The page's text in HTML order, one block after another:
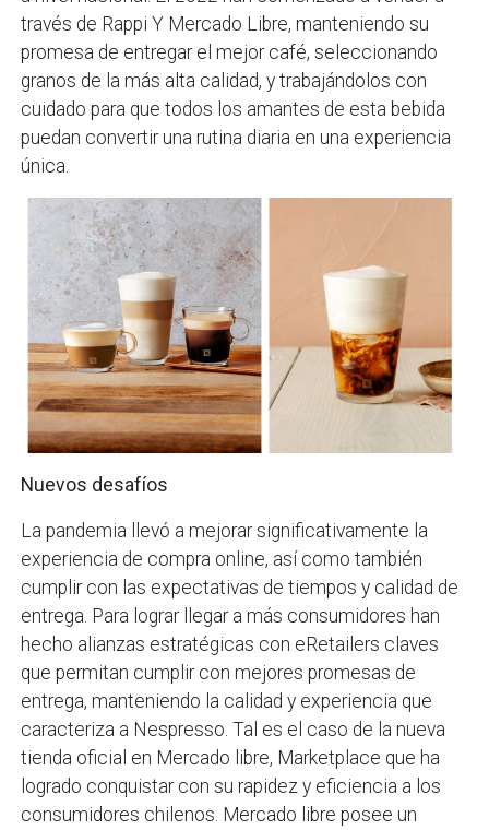
través de Rappi Y Mercado Libre, manteniendo su
promesa de entregar el mejor café, seleccionando
granos de la más alta calidad, y trabajándolos con
cuidado para que todos los amantes de esta bebida
puedan convertir una rutina diaria en una experiencia
única.
Nuevos desafíos
La pandemia llevó a mejorar significativamente la
experiencia de compra online, así como también
cumplir con las expectativas de tiempos y calidad de
entrega. Para lograr llegar a más consumidores han
hecho alianzas estratégicas con eRetailers claves
que permitan cumplir con mejores promesas de
entrega, manteniendo la calidad y experiencia que
caracteriza a Nespresso. Tal es el caso de la nueva
tienda oficial en Mercado libre, Marketplace que ha
logrado conquistar con su rapidez y eficiencia a los
consumidores chilenos. Mercado libre posee un